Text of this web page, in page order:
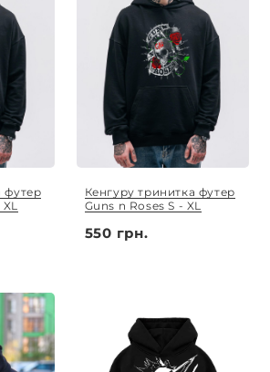
футер
Кенгуру тринитка футер
Guns n Roses S - XL
550 грн.